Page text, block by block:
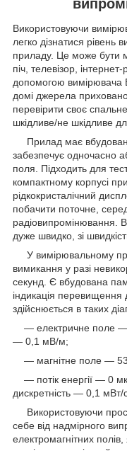
Використовуючи
легко дізнатися рівень
приладу. Це може бути
піч, телевізор,
допомогою вимірювача
домі джерела
перевірити своє
шкідливе/не шкідливе
Прилад має
забезпечує одночасно
поля. Підходить для
компактному корпусі
рідкокристалічний
побачити поточне,
радіовипромінювання.
дуже швидко, зі
У вимірювальному
вимикання у разі
секунд. Є вбудована
індикація перевищення
здійснюється в таких
— електричне поле —
— 0,1 мВ/м;
― магнітне поле —
― потік енергії — 0
дискретність — 0,1 мВт/
Використовуючи
себе від надмірного
електромагнітних